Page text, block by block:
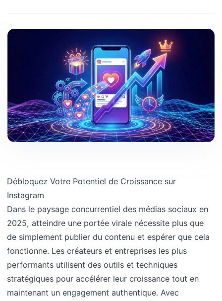
Débloquez Votre Potentiel de Croissance sur
Instagram
Dans le paysage concurrentiel des médias sociaux en
2025, atteindre une portée virale nécessite plus que
de simplement publier du contenu et espérer que cela
fonctionne. Les créateurs et entreprises les plus
performants utilisent des outils et techniques
stratégiques pour accélérer leur croissance tout en
maintenant un engagement authentique. Avec